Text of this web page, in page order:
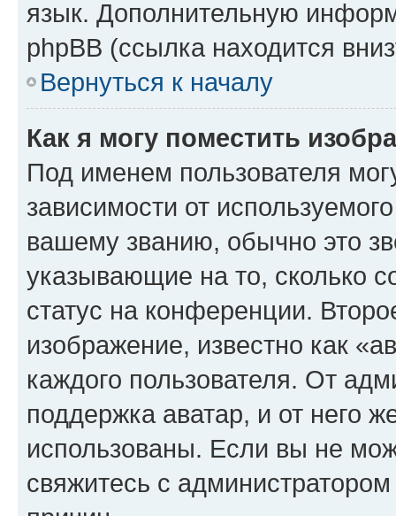
язык. Дополнительную
phpBB (ссылка находится
Вернуться к началу
Как я могу поместить
Под именем пользователя
зависимости от
вашему званию, обычно это
указывающие на то, сколько
статус на конференции.
изображение, известно как
каждого пользователя. От
поддержка аватар, и от него
использованы. Если вы не
свяжитесь с